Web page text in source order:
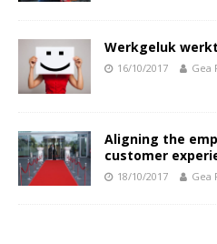
Werkgeluk
16/10/2017 Gea
Aligning the
customer
18/10/2017 Gea